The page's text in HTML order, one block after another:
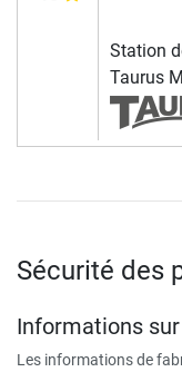
Station
Taurus
Sécurité des
Informations
Les informations de